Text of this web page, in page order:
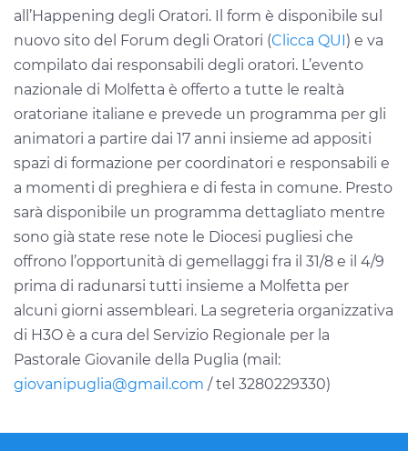
all’Happening degli Oratori. Il form è disponibile sul
nuovo sito del Forum degli Oratori (Clicca QUI) e va
compilato dai responsabili degli oratori. L’evento
nazionale di Molfetta è offerto a tutte le realtà
oratoriane italiane e prevede un programma per gli
animatori a partire dai 17 anni insieme ad appositi
spazi di formazione per coordinatori e responsabili e
a momenti di preghiera e di festa in comune. Presto
sarà disponibile un programma dettagliato mentre
sono già state rese note le Diocesi pugliesi che
offrono l’opportunità di gemellaggi fra il 31/8 e il 4/9
prima di radunarsi tutti insieme a Molfetta per
alcuni giorni assembleari. La segreteria organizzativa
di H3O è a cura del Servizio Regionale per la
Pastorale Giovanile della Puglia (mail:
giovanipuglia@gmail.com / tel 3280229330)